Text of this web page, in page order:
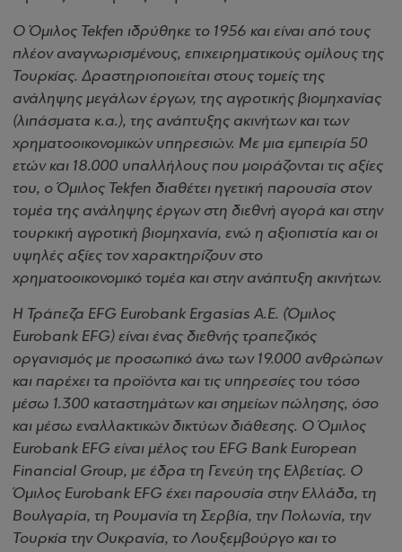
Ο Όμιλος Tekfen ιδρύθηκε το 1956 και είναι από τους
πλέον αναγνωρισμένους, επιχειρηματικούς ομίλους της
Τουρκίας. Δραστηριοποιείται στους τομείς της
ανάληψης μεγάλων έργων, της αγροτικής βιομηχανίας
(λιπάσματα κ.α.), της ανάπτυξης ακινήτων και των
χρηματοοικονομικών υπηρεσιών. Με μια εμπειρία 50
ετών και 18.000 υπαλλήλους που μοιράζονται τις αξίες
του, ο Όμιλος Tekfen διαθέτει ηγετική παρουσία στον
τομέα της ανάληψης έργων στη διεθνή αγορά και στην
τουρκική αγροτική βιομηχανία, ενώ η αξιοπιστία και οι
υψηλές αξίες τον χαρακτηρίζουν στο
χρηματοοικονομικό τομέα και στην ανάπτυξη ακινήτων.
Η Τράπεζα EFG Eurobank Ergasias A.E. (Όμιλος
Eurobank EFG) είναι ένας διεθνής τραπεζικός
οργανισμός με προσωπικό άνω των 19.000 ανθρώπων
και παρέχει τα προϊόντα και τις υπηρεσίες του τόσο
μέσω 1.300 καταστημάτων και σημείων πώλησης, όσο
και μέσω εναλλακτικών δικτύων διάθεσης. Ο Όμιλος
Eurobank EFG είναι μέλος του EFG Bank European
Financial Group, με έδρα τη Γενεύη της Ελβετίας. Ο
Όμιλος Εurobank EFG έχει παρουσία στην Ελλάδα, τη
Βουλγαρία, τη Ρουμανία τη Σερβία, την Πολωνία, την
Τουρκία την Ουκρανία, το Λουξεμβούργο και το